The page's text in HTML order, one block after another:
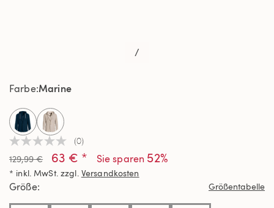
/
Kein
Beurteilungswert
Link
auf
derselben
(0)
129,99 € 63 € * Sie sparen 52%
* inkl. MwSt. zzgl. Versandkosten
FarbeMarine
selected
Größe Größentabelle